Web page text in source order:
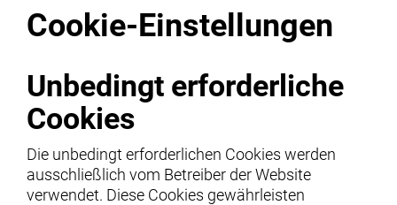
Cookie-Einstellungen
Unbedingt erforderliche
Cookies
Die unbedingt erforderlichen Cookies werden
ausschließlich vom Betreiber der Website
verwendet. Diese Cookies gewährleisten